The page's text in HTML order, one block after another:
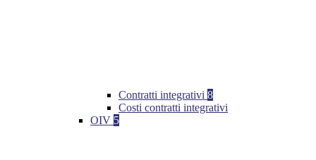
Contratti integrativi 8
Costi contratti integrativi
OIV 5